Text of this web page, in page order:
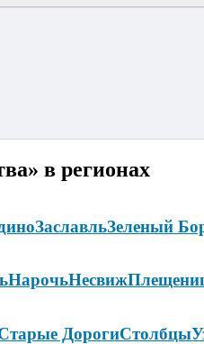
в регионах
ЗаславльЗеленый
НарочьНесвиж
ДорогиСтолбцы